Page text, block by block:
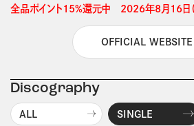
全品ポイント15%還元中　2026年8月16日
OFFICIAL WEBSITE
Discography
ALL SINGLE